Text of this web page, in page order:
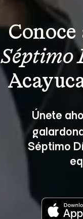
Séptimo
Únete
Séptimo